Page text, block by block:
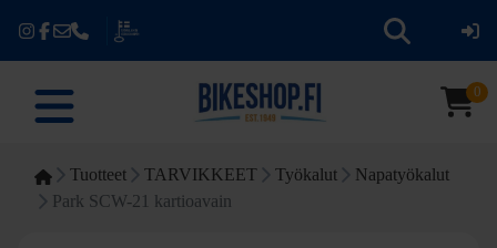
0
Tuotteet TARVIKKEET Työkalut
Napatyökalut
Park SCW-21 kartioavain